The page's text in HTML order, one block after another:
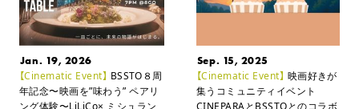
Jan. 19, 2026
【Cinematic Event】 BSSTO８周
年記念〜映画を”味わう” ペアリ
ング体験〜LiLiCo× ミシュラン
Sep. 15, 2025
【Cinematic Event】 映画好きが
集うコミュニティイベント
CINEPARAとBSSTOとのコラボ